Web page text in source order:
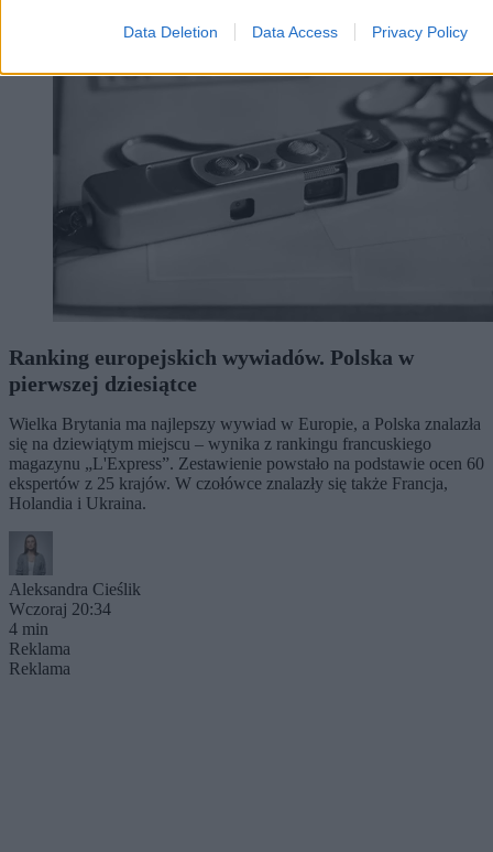
Data Deletion Data Access Privacy Policy
Ranking europejskich wywiadów. Polska w
pierwszej dziesiątce
Wielka Brytania ma najlepszy wywiad w Europie, a Polska znalazła
się na dziewiątym miejscu – wynika z rankingu francuskiego
magazynu „L'Express”. Zestawienie powstało na podstawie ocen 60
ekspertów z 25 krajów. W czołówce znalazły się także Francja,
Holandia i Ukraina.
Aleksandra Cieślik
Wczoraj 20:34
4 min
Reklama
Reklama